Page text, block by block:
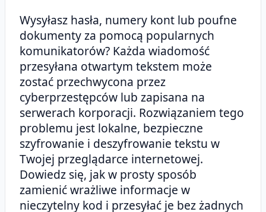
Wysyłasz hasła, numery kont lub poufne
dokumenty za pomocą popularnych
komunikatorów? Każda wiadomość
przesyłana otwartym tekstem może
zostać przechwycona przez
cyberprzestępców lub zapisana na
serwerach korporacji. Rozwiązaniem tego
problemu jest lokalne, bezpieczne
szyfrowanie i deszyfrowanie tekstu w
Twojej przeglądarce internetowej.
Dowiedz się, jak w prosty sposób
zamienić wrażliwe informacje w
nieczytelny kod i przesyłać je bez żadnych